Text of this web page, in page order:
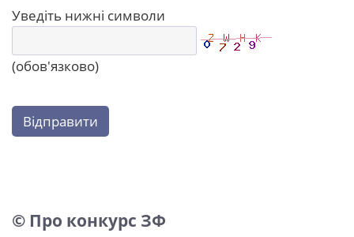
Уведіть нижні символи
(обов'язково)
Відправити
© Про конкурс ЗФ